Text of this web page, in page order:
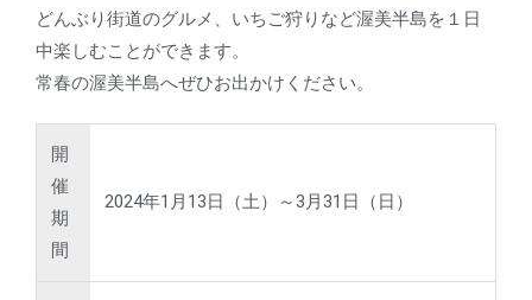
どんぶり街道のグルメ、いちご狩りなど渥美半島を１日
中楽しむことができます。
常春の渥美半島へぜひお出かけください。
開
催
期
間
2024年1月13日（土）～3月31日（日）